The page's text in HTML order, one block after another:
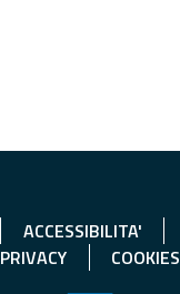
ACCESSIBILITA'
PRIVACY
COOKIES